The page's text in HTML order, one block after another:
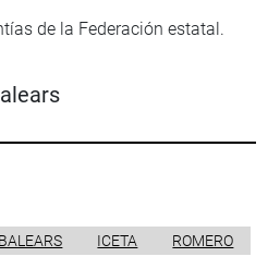
de la Federación estatal.
ICETA ROMERO